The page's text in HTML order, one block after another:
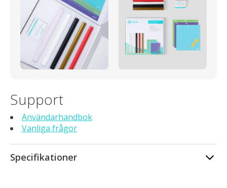
Support
Användarhandbok
Vanliga frågor
Specifikationer